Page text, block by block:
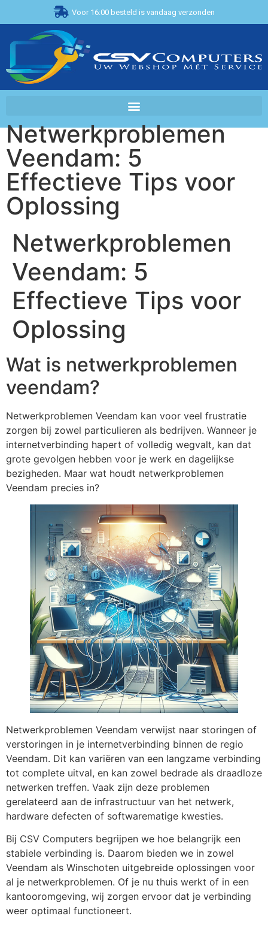
Voor 16:00 besteld is vandaag verzonden
Netwerkproblemen
Veendam: 5
Effectieve Tips voor
Oplossing
Netwerkproblemen
Veendam: 5
Effectieve Tips voor
Oplossing
Wat is netwerkproblemen
veendam?
Netwerkproblemen Veendam kan voor veel frustratie
zorgen bij zowel particulieren als bedrijven. Wanneer je
internetverbinding hapert of volledig wegvalt, kan dat
grote gevolgen hebben voor je werk en dagelijkse
bezigheden. Maar wat houdt netwerkproblemen
Veendam precies in?
Netwerkproblemen Veendam verwijst naar storingen of
verstoringen in je internetverbinding binnen de regio
Veendam. Dit kan variëren van een langzame verbinding
tot complete uitval, en kan zowel bedrade als draadloze
netwerken treffen. Vaak zijn deze problemen
gerelateerd aan de infrastructuur van het netwerk,
hardware defecten of softwarematige kwesties.
Bij CSV Computers begrijpen we hoe belangrijk een
stabiele verbinding is. Daarom bieden we in zowel
Veendam als Winschoten uitgebreide oplossingen voor
al je netwerkproblemen. Of je nu thuis werkt of in een
kantooromgeving, wij zorgen ervoor dat je verbinding
weer optimaal functioneert.